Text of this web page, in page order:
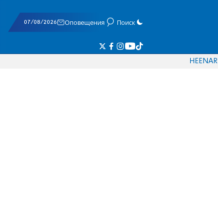
07/08/2026 Оповещения Поиск
HEENAR